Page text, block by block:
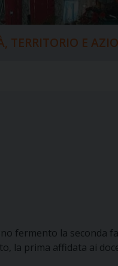
TERRITORIO E
fermento la seconda
la prima affidata ai